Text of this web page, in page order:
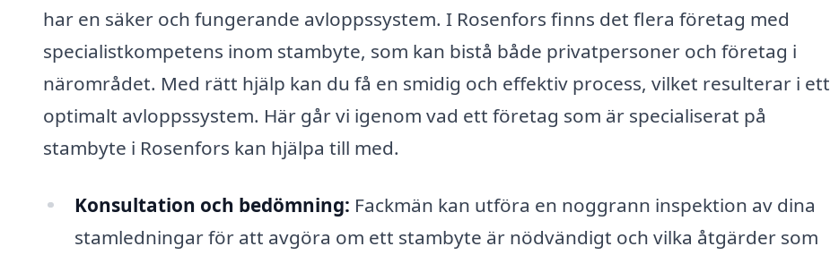
har en säker och fungerande avloppssystem. I Rosenfors finns det flera företag med
specialistkompetens inom stambyte, som kan bistå både privatpersoner och företag i
närområdet. Med rätt hjälp kan du få en smidig och effektiv process, vilket resulterar i ett
optimalt avloppssystem. Här går vi igenom vad ett företag som är specialiserat på
stambyte i Rosenfors kan hjälpa till med.
Konsultation och bedömning: Fackmän kan utföra en noggrann inspektion av dina
stamledningar för att avgöra om ett stambyte är nödvändigt och vilka åtgärder som